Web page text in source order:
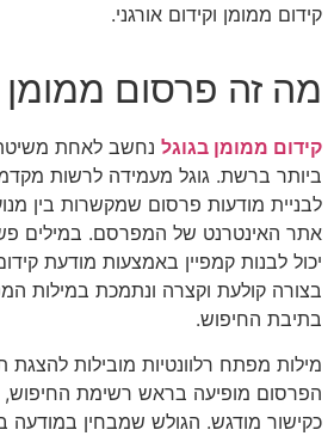
קידום ממומן וקידום אורגני.
מה זה פרסום ממומן
קידום ממומן בגוגל נחשב לאחת
ביותר ברשת. גוגל מעמידה לרשות
לבניית מודעות פרסום שמקשרות בין
אתר האינטרנט של המפרסם. במילים
יכול לבנות קמפיין באמצעות מודעת
בצורה קולעת וקצרה ונתמכת במילות
בתיבת החיפוש.
מילות מפתח רלוונטיות מובילות
הפרסום מופיעה בראש רשימת החיפוש,
כקישור מודגש. הגולש שמבחין במודעה